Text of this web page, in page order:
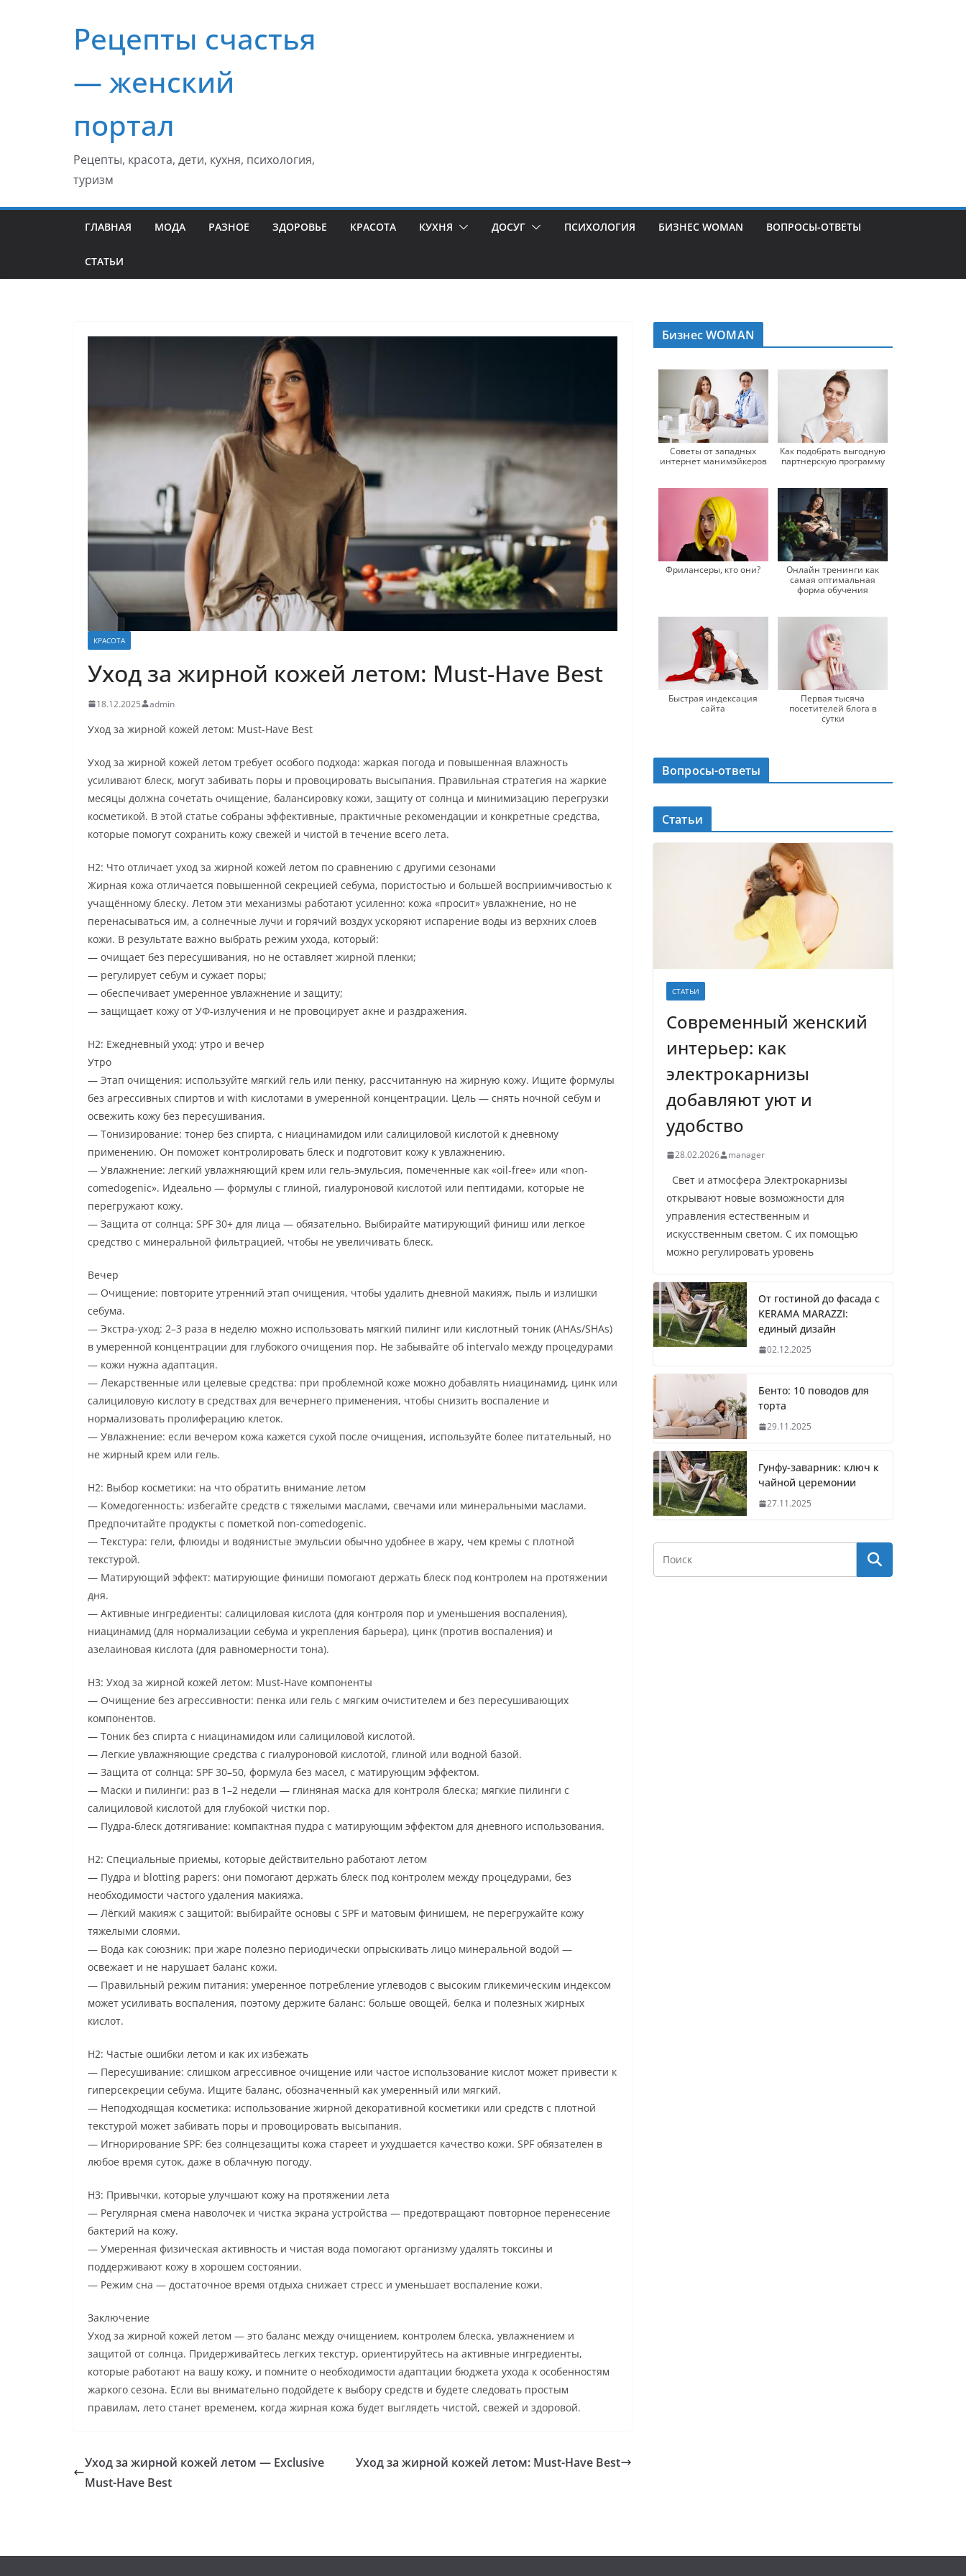
содержимомуРецепты счастья
— женский
портал
Рецепты, красота, дети, кухня, психология,
туризм
ГЛАВНАЯ МОДА РАЗНОЕ ЗДОРОВЬЕ КРАСОТА КУХНЯ ДОСУГ ПСИХОЛОГИЯ БИЗНЕС WOMAN ВОПРОСЫ-ОТВЕТЫ
СТАТЬИ
КРАСОТА
Уход за жирной кожей летом: Must-Have Best
18.12.2025 admin
Уход за жирной кожей летом: Must-Have Best
Уход за жирной кожей летом требует особого подхода: жаркая погода и повышенная влажность
усиливают блеск, могут забивать поры и провоцировать высыпания. Правильная стратегия на жаркие
месяцы должна сочетать очищение, балансировку кожи, защиту от солнца и минимизацию перегрузки
косметикой. В этой статье собраны эффективные, практичные рекомендации и конкретные средства,
которые помогут сохранить кожу свежей и чистой в течение всего лета.
H2: Что отличает уход за жирной кожей летом по сравнению с другими сезонами
Жирная кожа отличается повышенной секрецией себума, пористостью и большей восприимчивостью к
учащённому блеску. Летом эти механизмы работают усиленно: кожа «просит» увлажнение, но не
перенасываться им, а солнечные лучи и горячий воздух ускоряют испарение воды из верхних слоев
кожи. В результате важно выбрать режим ухода, который:
— очищает без пересушивания, но не оставляет жирной пленки;
— регулирует себум и сужает поры;
— обеспечивает умеренное увлажнение и защиту;
— защищает кожу от УФ-излучения и не провоцирует акне и раздражения.
H2: Ежедневный уход: утро и вечер
Утро
— Этап очищения: используйте мягкий гель или пенку, рассчитанную на жирную кожу. Ищите формулы
без агрессивных спиртов и with кислотами в умеренной концентрации. Цель — снять ночной себум и
освежить кожу без пересушивания.
— Тонизирование: тонер без спирта, с ниацинамидом или салициловой кислотой к дневному
применению. Он поможет контролировать блеск и подготовит кожу к увлажнению.
— Увлажнение: легкий увлажняющий крем или гель-эмульсия, помеченные как «oil-free» или «non-
comedogenic». Идеально — формулы с глиной, гиалуроновой кислотой или пептидами, которые не
перегружают кожу.
— Защита от солнца: SPF 30+ для лица — обязательно. Выбирайте матирующий финиш или легкое
средство с минеральной фильтрацией, чтобы не увеличивать блеск.
Вечер
— Очищение: повторите утренний этап очищения, чтобы удалить дневной макияж, пыль и излишки
себума.
— Экстра-уход: 2–3 раза в неделю можно использовать мягкий пилинг или кислотный тоник (AHAs/SHAs)
в умеренной концентрации для глубокого очищения пор. Не забывайте об intervalo между процедурами
— кожи нужна адаптация.
— Лекарственные или целевые средства: при проблемной коже можно добавлять ниацинамид, цинк или
салициловую кислоту в средствах для вечернего применения, чтобы снизить воспаление и
нормализовать пролиферацию клеток.
— Увлажнение: если вечером кожа кажется сухой после очищения, используйте более питательный, но
не жирный крем или гель.
H2: Выбор косметики: на что обратить внимание летом
— Комедогенность: избегайте средств с тяжелыми маслами, свечами или минеральными маслами.
Предпочитайте продукты с пометкой non-comedogenic.
— Текстура: гели, флюиды и водянистые эмульсии обычно удобнее в жару, чем кремы с плотной
текстурой.
— Матирующий эффект: матирующие финиши помогают держать блеск под контролем на протяжении
дня.
— Активные ингредиенты: салициловая кислота (для контроля пор и уменьшения воспаления),
ниацинамид (для нормализации себума и укрепления барьера), цинк (против воспаления) и
азелаиновая кислота (для равномерности тона).
H3: Уход за жирной кожей летом: Must-Have компоненты
— Очищение без агрессивности: пенка или гель с мягким очистителем и без пересушивающих
компонентов.
— Тоник без спирта с ниацинамидом или салициловой кислотой.
— Легкие увлажняющие средства с гиалуроновой кислотой, глиной или водной базой.
— Защита от солнца: SPF 30–50, формула без масел, с матирующим эффектом.
— Маски и пилинги: раз в 1–2 недели — глиняная маска для контроля блеска; мягкие пилинги с
салициловой кислотой для глубокой чистки пор.
— Пудра-блеск дотягивание: компактная пудра с матирующим эффектом для дневного использования.
H2: Специальные приемы, которые действительно работают летом
— Пудра и blotting papers: они помогают держать блеск под контролем между процедурами, без
необходимости частого удаления макияжа.
— Лёгкий макияж с защитой: выбирайте основы с SPF и матовым финишем, не перегружайте кожу
тяжелыми слоями.
— Вода как союзник: при жаре полезно периодически опрыскивать лицо минеральной водой —
освежает и не нарушает баланс кожи.
— Правильный режим питания: умеренное потребление углеводов с высоким гликемическим индексом
может усиливать воспаления, поэтому держите баланс: больше овощей, белка и полезных жирных
кислот.
H2: Частые ошибки летом и как их избежать
— Пересушивание: слишком агрессивное очищение или частое использование кислот может привести к
гиперсекреции себума. Ищите баланс, обозначенный как умеренный или мягкий.
— Неподходящая косметика: использование жирной декоративной косметики или средств с плотной
текстурой может забивать поры и провоцировать высыпания.
— Игнорирование SPF: без солнцезащиты кожа стареет и ухудшается качество кожи. SPF обязателен в
любое время суток, даже в облачную погоду.
H3: Привычки, которые улучшают кожу на протяжении лета
— Регулярная смена наволочек и чистка экрана устройства — предотвращают повторное перенесение
бактерий на кожу.
— Умеренная физическая активность и чистая вода помогают организму удалять токсины и
поддерживают кожу в хорошем состоянии.
— Режим сна — достаточное время отдыха снижает стресс и уменьшает воспаление кожи.
Заключение
Уход за жирной кожей летом — это баланс между очищением, контролем блеска, увлажнением и
защитой от солнца. Придерживайтесь легких текстур, ориентируйтесь на активные ингредиенты,
которые работают на вашу кожу, и помните о необходимости адаптации бюджета ухода к особенностям
жаркого сезона. Если вы внимательно подойдете к выбору средств и будете следовать простым
правилам, лето станет временем, когда жирная кожа будет выглядеть чистой, свежей и здоровой.
Уход за жирной кожей летом — Exclusive
Must-Have Best
Уход за жирной кожей летом: Must-Have Best
Бизнес WOMAN
Советы от западных
интернет манимэйкеров
Как подобрать выгодную
партнерскую программу
Фрилансеры, кто они?
Онлайн тренинги как
самая оптимальная
форма обучения
Быстрая индексация
сайта
Первая тысяча
посетителей блога в
сутки
Вопросы-ответы
Статьи
СТАТЬИ
Современный женский
интерьер: как
электрокарнизы
добавляют уют и
удобство
28.02.2026 manager
Свет и атмосфера Электрокарнизы
открывают новые возможности для
управления естественным и
искусственным светом. С их помощью
можно регулировать уровень
От гостиной до фасада с
KERAMA MARAZZI:
единый дизайн
02.12.2025
Бенто: 10 поводов для
торта
29.11.2025
Гунфу-заварник: ключ к
чайной церемонии
27.11.2025